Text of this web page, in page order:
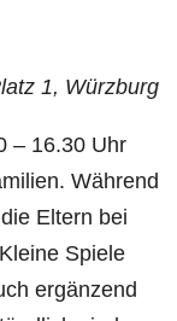
1, Würzburg
– 16.30 Uhr
Während
Eltern bei
Spiele
ergänzend